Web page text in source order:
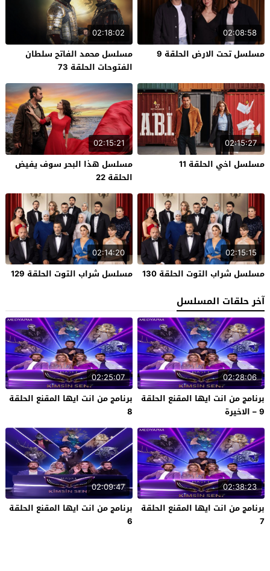
02:08:58
مسلسل تحت الارض الحلقة 9
02:18:02
مسلسل محمد الفاتح سلطان
الفتوحات الحلقة 73
02:15:27
مسلسل اخي الحلقة 11
02:15:21
مسلسل هذا البحر سوف يفيض
الحلقة 22
02:15:15
مسلسل شراب التوت الحلقة 130
02:14:20
مسلسل شراب التوت الحلقة 129
آخر حلقات المسلسل
02:28:06
برنامج من انت ايها المقنع الحلقة
9 – الاخيرة
02:25:07
برنامج من انت ايها المقنع الحلقة
8
02:38:23
برنامج من انت ايها المقنع الحلقة
7
02:09:47
برنامج من انت ايها المقنع الحلقة
6